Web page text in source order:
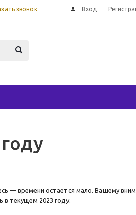
звонок Вход
— времени остается мало. Вашему
в текущем 2023 году.